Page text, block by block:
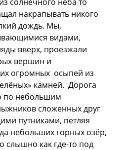
накрапывать никого
дождь. Мы,
видами,
вверх, проезжали
вершин и
огромных осыпей из
камней. Дорога
по небольшим
сложенных друг
путниками, петляя
небольших горных озёр,
слышно как где-то под